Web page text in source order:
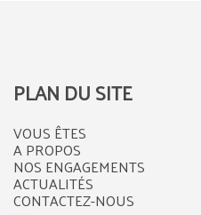
PLAN DU SITE
VOUS ÊTES
A PROPOS
NOS ENGAGEMENTS
ACTUALITÉS
CONTACTEZ-NOUS